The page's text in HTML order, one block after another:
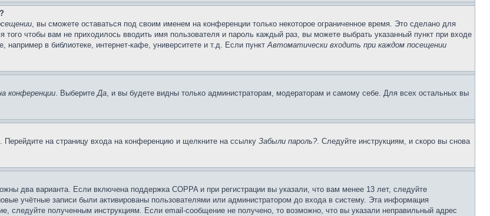
, вы сможете оставаться под своим именем на конференции только некоторое ограниченное время. Это сделано для
того чтобы вам не приходилось вводить имя пользователя и пароль каждый раз, вы можете выбрать указанный пункт при входе
в библиотеке, интернет-кафе, университете и т.д. Если пунктАвтоматически входить при каждом посещении
конференции. ВыберитеДа, и вы будете видны только администраторам, модераторам и самому себе. Для всех остальных вы
Перейдите на страницу входа на конференцию и щелкните на ссылку Забыли пароль?. Следуйте инструкциям, и скоро вы снова
два варианта. Если включена поддержка COPPA и при регистрации вы указали, что вам менее 13 лет, следуйте
учётные записи были активированы пользователями или администратором до входа в систему. Эта информация
следуйте полученным инструкциям. Если email-сообщение не получено, то возможно, что вы указали неправильный адрес